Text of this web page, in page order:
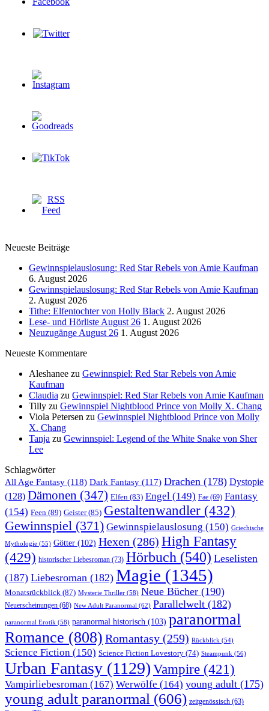
Neueste Beiträge
Gewinnspielauslosung: Red Star Rebels von Amie Kaufman
6. August 2026
Gewinnspielauslosung: Red Star Rebels von Amie Kaufman
2. August 2026
Tithe: Elfentochter von Holly Black 2. August 2026
Lese- und Hörliste August 26 1. August 2026
Neuzugänge August 26 1. August 2026
Neueste Kommentare
Aleshanee zu Gewinnspiel: Red Star Rebels von Amie
Kaufman
Claudia zu Gewinnspiel: Red Star Rebels von Amie Kaufman
Tilly zu Gewinnspiel Nightblood Prince von Molly X. Chang
Viola Petersen zu Gewinnspiel Nightblood Prince von Molly
X. Chang
Tanja zu Gewinnspiel: Legend of the White Snake von Sher
Lee
Schlagwörter
All Age Fantasy (118) Dark Fantasy (117) Drachen (178) Dystopie
(128) Dämonen (347) Elfen (83) Engel (149) Fae (69) Fantasy
(154) Feen (89) Geister(85) Gestaltenwandler (432)
Gewinnspiel (371) Gewinnspielauslosung (150) Griechische
Mythologie (55) Götter (102) Hexen (286) High Fantasy
(429) historischer Liebesroman (73) Hörbuch (540) Leselisten
(187) Liebesroman (182) Magie (1345)
Monatsrückblick (87) Mysterie Thriller (58) Neue Bücher (190)
Neuerscheinungen (68) New Adult Paranormal (62) Parallelwelt (182)
paranormal Erotik (58) paranormal historisch (103) paranormal
Romance (808) Romantasy (259) Rückblick (54)
Science Fiction (150) Science Fiction Lovestory (74) Steampunk (56)
Urban Fantasy (1129) Vampire (421)
Vampirliebesroman (167) Werwölfe (164) young adult (175)
young adult paranormal (606) zeitgenössisch (63)